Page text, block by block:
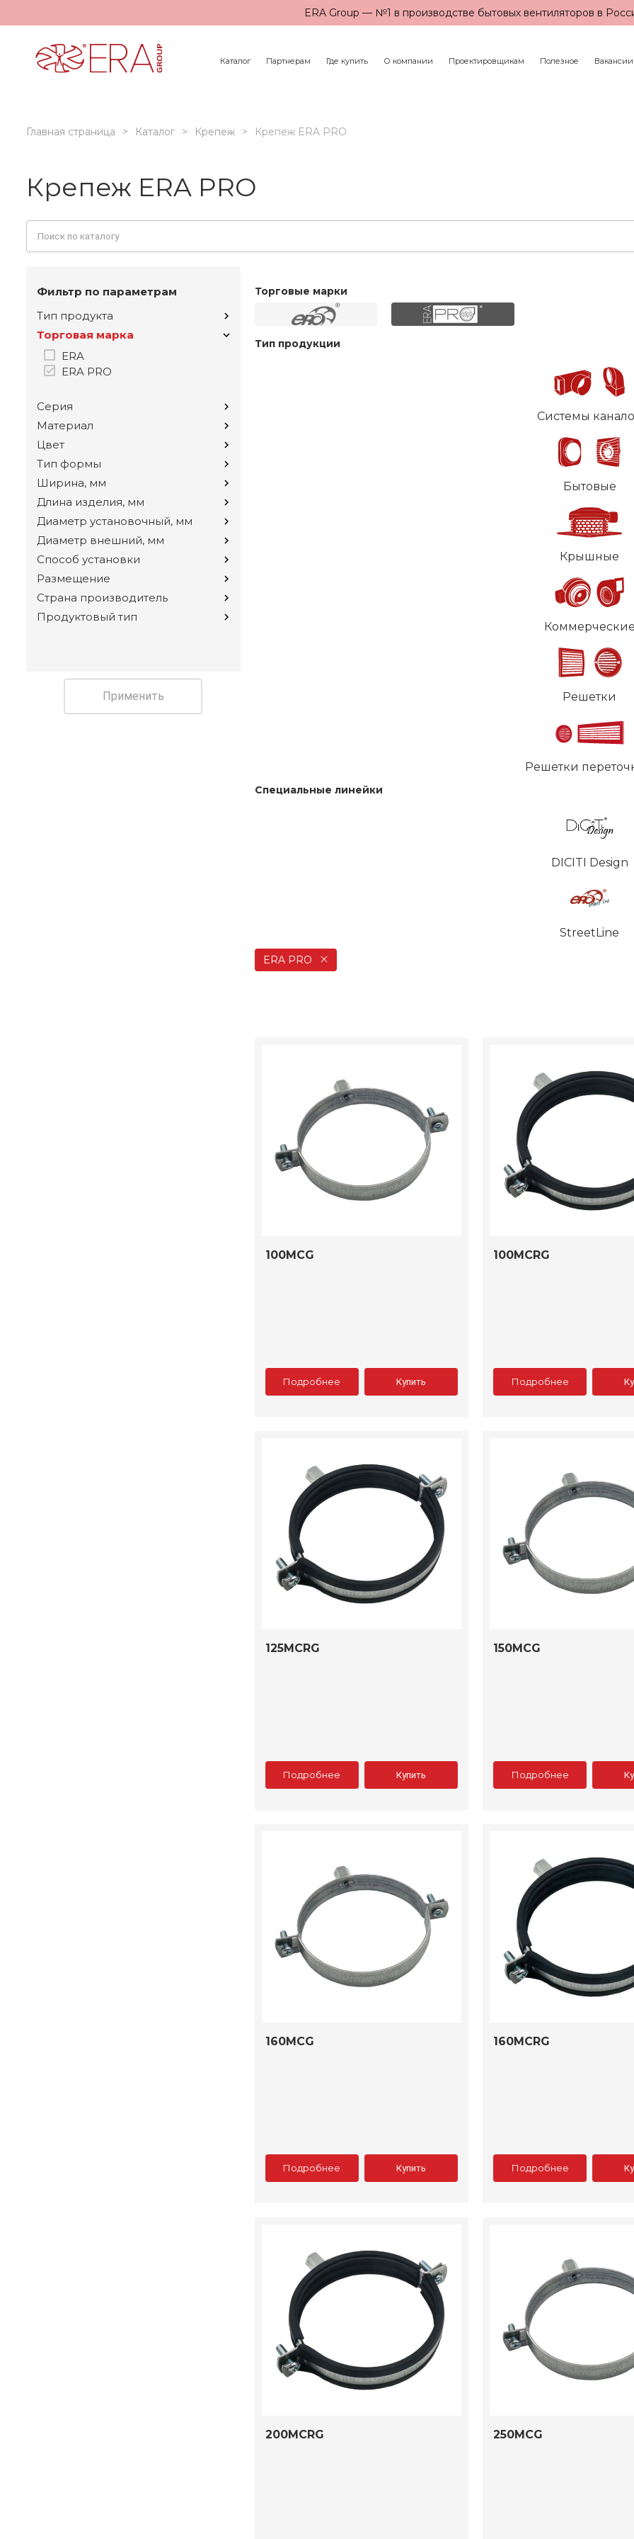
ERA Group — №1 в производстве бытовых вентиляторов в
Каталог Партнерам Где купить О компании Проектировщикам Полезное Вакансии
Главная страница Каталог Крепеж Крепеж ERA PRO
Крепеж ERA PRO
Фильтр по параметрам
Тип продукта
Торговая марка
ERA
ERA PRO
Серия
Материал
Цвет
Тип формы
Ширина, мм
Длина изделия, мм
Диаметр установочный, мм
Диаметр внешний, мм
Способ установки
Размещение
Страна производитель
Продуктовый тип
Применить
Торговые марки
Тип продукции
Системы
Бытовые
Крышные
Решетки
Решетки
Специальные линейки
DICITI Design
StreetLine
ERA PRO
100MCG
Подробнее Купить
100MCRG
Подробнее
125MCRG
Подробнее Купить
150MCG
Подробнее
160MCG
Подробнее Купить
160MCRG
Подробнее
200MCRG 250MCG